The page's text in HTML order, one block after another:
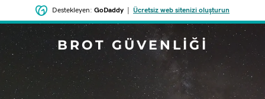
Destekleyen: GoDaddy Ücretsiz web sitenizi oluşturun
BROT GÜVENLIĞI